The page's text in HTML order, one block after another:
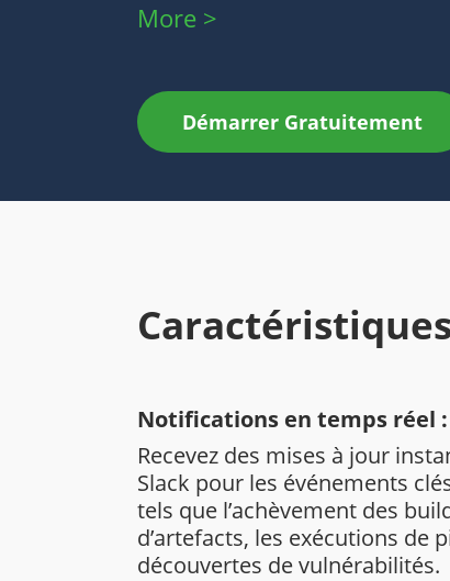
More >
Démarrer Gratuitement
Notifications en temps réel :
Recevez des mises à jour
Slack pour les événements
tels que l’achèvement des
d’artefacts, les exécutions de
découvertes de vulnérabilités.